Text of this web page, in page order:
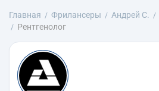
Главная Фрилансеры Андрей С.
Рентгенолог